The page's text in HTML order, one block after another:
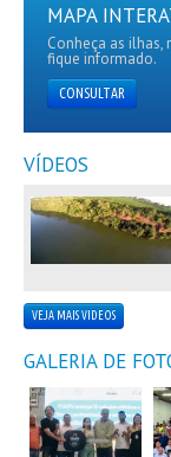
MAPA
Conheça as ilhas,
fique informado.
CONSULTAR
VÍDEOS
VEJA MAIS VIDEOS
GALERIA DE